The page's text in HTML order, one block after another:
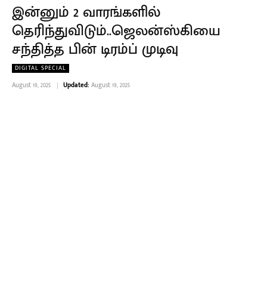
இன்னும் 2 வாரங்களில்
தெரிந்துவிடும்..ஜெலன்ஸ்கியை
சந்தித்த பின் டிரம்ப் முடிவு
DIGITAL SPECIAL
August 19, 2025 Updated: August 19, 2025